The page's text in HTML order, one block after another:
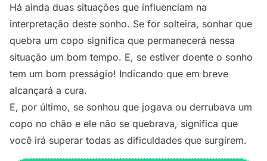
Há ainda duas situações que influenciam na
interpretação deste sonho. Se for solteira, sonhar que
quebra um copo significa que permanecerá nessa
situação um bom tempo. E, se estiver doente o sonho
tem um bom presságio! Indicando que em breve
alcançará a cura.
E, por último, se sonhou que jogava ou derrubava um
copo no chão e ele não se quebrava, significa que
você irá superar todas as dificuldades que surgirem.